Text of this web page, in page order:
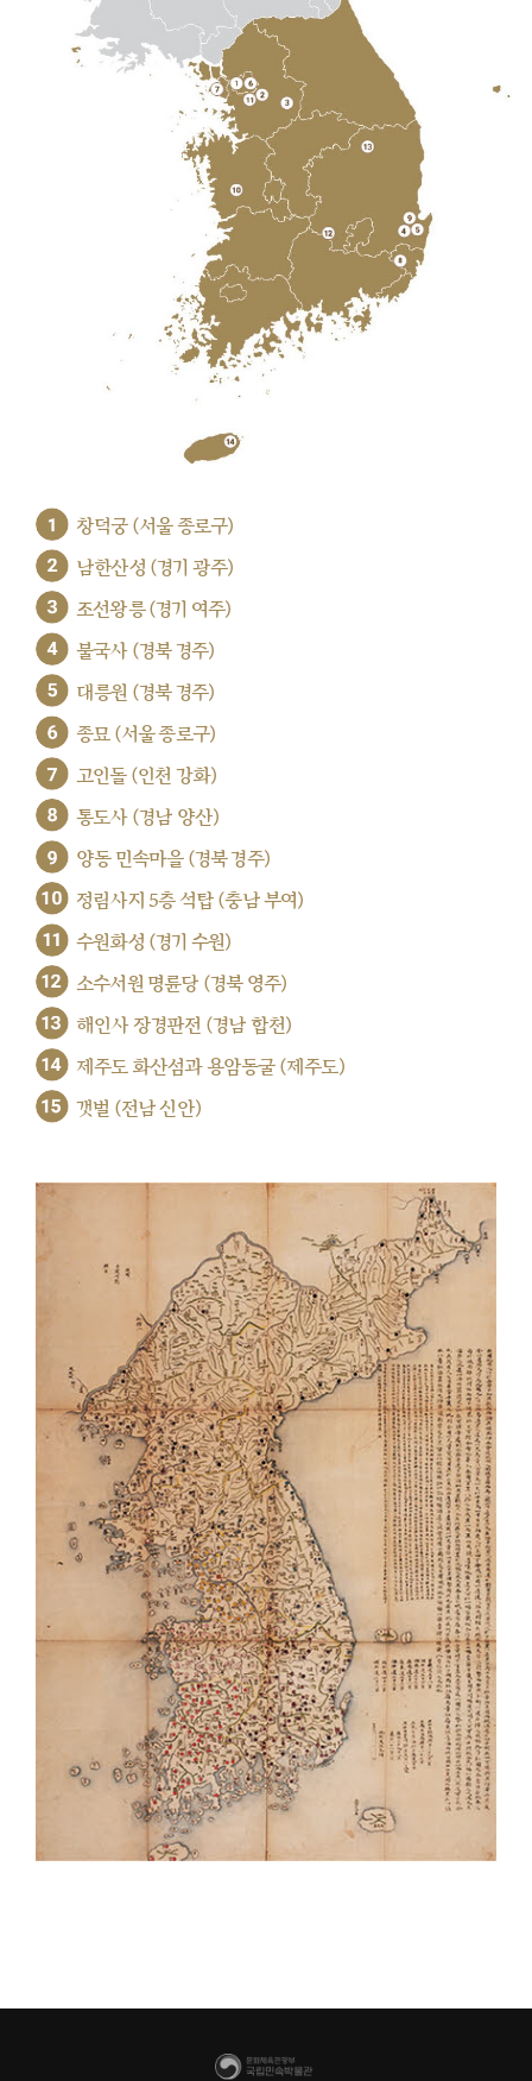
1 창덕궁 (서울 종로구)
2 남한산성 (경기 광주)
3 조선왕릉 (경기 여주)
4 불국사 (경북 경주)
5 대릉원 (경북 경주)
6 종묘 (서울 종로구)
7 고인돌 (인천 강화)
8 통도사 (경남 양산)
9 양동 민속마을 (경북 경주)
10 정림사지 5층 석탑 (충남 부여)
11 수원화성 (경기 수원)
12 소수서원 명륜당 (경북 영주)
13 해인사 장경판전 (경남 합천)
14 제주도 화산섬과 용암동굴 (제주도)
15 갯벌 (전남 신안)